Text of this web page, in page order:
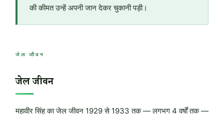
की कीमत उन्हें अपनी जान देकर चुकानी पड़ी।
जेल जीवन
जेल जीवन
महावीर सिंह का जेल जीवन 1929 से 1933 तक — लगभग 4 वर्षों तक —